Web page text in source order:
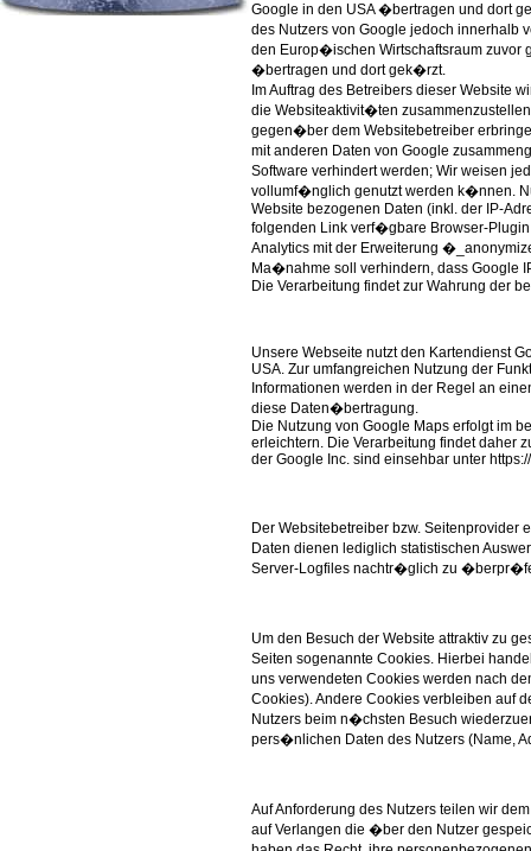
Google in den USA �bertragen und dort
des Nutzers von Google jedoch innerhalb
den Europ�ischen Wirtschaftsraum zuvor
�bertragen und dort gek�rzt.
Im Auftrag des Betreibers dieser Website
die Websiteaktivit�ten
gegen�ber dem Websitebetreiber
mit anderen Daten von Google
Software verhindert werden; Wir weisen
vollumf�nglich genutzt werden k�nnen.
Website bezogenen Daten (inkl. der IP-
folgenden Link verf�gbare Browser-
Analytics mit der Erweiterung
Ma�nahme soll verhindern, dass Google
Die Verarbeitung findet zur Wahrung der
Unsere Webseite nutzt den Kartendienst
USA. Zur umfangreichen Nutzung der
Informationen werden in der Regel an
diese Daten�bertragung.
Die Nutzung von Google Maps erfolgt im
erleichtern. Die Verarbeitung findet daher
der Google Inc. sind einsehbar unter
Der Websitebetreiber bzw.
Daten dienen lediglich statistischen
Server-Logfiles nachtr�glich zu
Um den Besuch der Website attraktiv zu
Seiten sogenannte Cookies. Hierbei
uns verwendeten Cookies werden nach
Cookies). Andere Cookies verbleiben auf
Nutzers beim n�chsten Besuch
pers�nlichen Daten des Nutzers (Name,
Auf Anforderung des Nutzers teilen wir
auf Verlangen die �ber den Nutzer